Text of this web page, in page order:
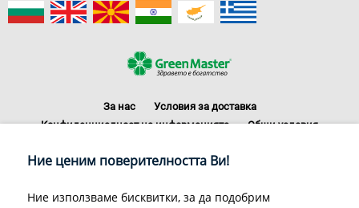
За нас
Условия за доставка
Конфиденциалност на информацията
Общи условия
Контакти
070070220
Ние ценим поверителността Ви!
Ние използваме бисквитки, за да подобрим